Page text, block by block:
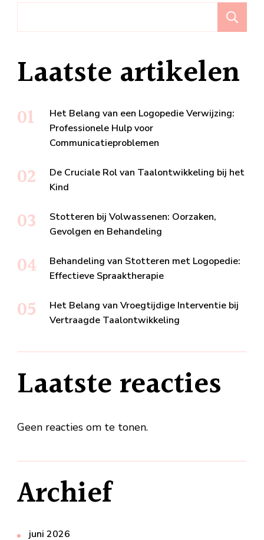
Laatste artikelen
Het Belang van een Logopedie Verwijzing:
Professionele Hulp voor
Communicatieproblemen
De Cruciale Rol van Taalontwikkeling bij het
Kind
Stotteren bij Volwassenen: Oorzaken,
Gevolgen en Behandeling
Behandeling van Stotteren met Logopedie:
Effectieve Spraaktherapie
Het Belang van Vroegtijdige Interventie bij
Vertraagde Taalontwikkeling
Laatste reacties
Geen reacties om te tonen.
Archief
juni 2026